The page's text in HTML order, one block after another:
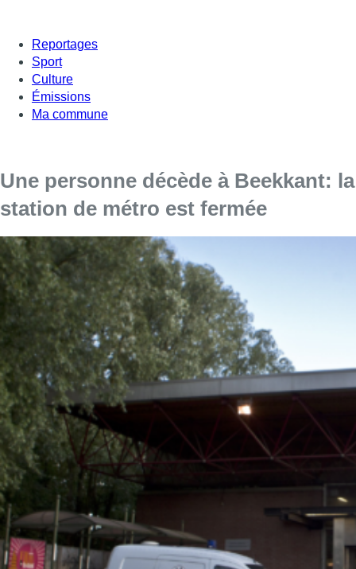
Reportages
Sport
Culture
Émissions
Ma commune
Une personne décède à Beekkant: la
station de métro est fermée